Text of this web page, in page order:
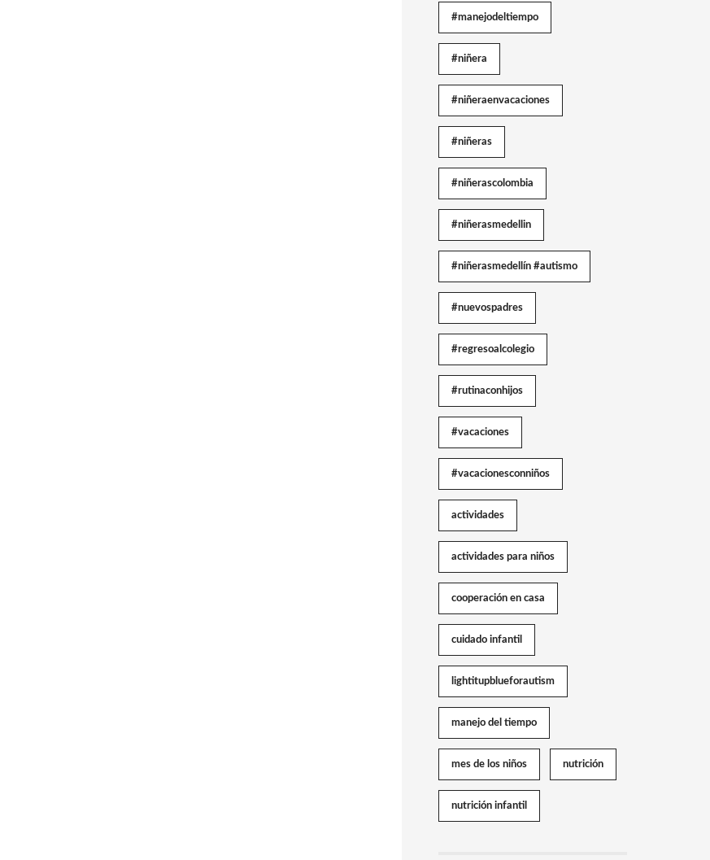
#manejodeltiempo
#niñera
#niñeraenvacaciones
#niñeras
#niñerascolombia
#niñerasmedellin
#niñerasmedellín #autismo
#nuevospadres
#regresoalcolegio
#rutinaconhijos
#vacaciones
#vacacionesconniños
actividades
actividades para niños
cooperación en casa
cuidado infantil
lightitupblueforautism
manejo del tiempo
mes de los niños nutrición
nutrición infantil